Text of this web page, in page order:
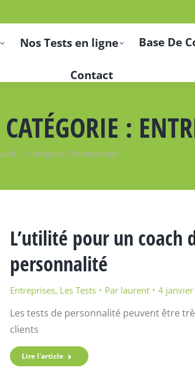
Nos Tests en ligne Base De
Contact
:
êtes ici :
Catégorie "Entreprises"
L’utilité pour un coach
personnalité
Entreprises, Les Tests Par laurent 4
Les tests de personnalité peuvent être
clients
Lire l'article